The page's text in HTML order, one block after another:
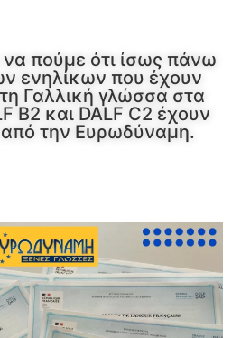
πούμε ότι ίσως πάνω
ενηλίκων που έχουν
Γαλλική γλώσσα στα
B2 και DALF C2 έχουν
από την Ευρωδύναμη.